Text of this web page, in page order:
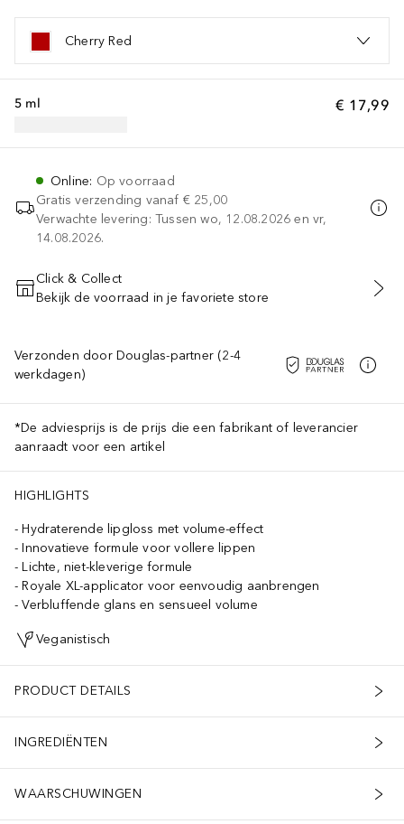
Cherry Red
€ 17,99
5 ml
Online: Op voorraad
Gratis verzending vanaf € 25,00
Verwachte levering: Tussen wo, 12.08.2026 en vr,
14.08.2026.
VOEG TOE AAN WINKELMANDJE
Click & Collect
Bekijk de voorraad in je favoriete store
Verzonden door Douglas-partner (2-4
werkdagen)
*De adviesprijs is de prijs die een fabrikant of leverancier
aanraadt voor een artikel
HIGHLIGHTS
Hydraterende lipgloss met volume-effect
Innovatieve formule voor vollere lippen
Lichte, niet-kleverige formule
Royale XL-applicator voor eenvoudig aanbrengen
Verbluffende glans en sensueel volume
Veganistisch
PRODUCT DETAILS
INGREDIËNTEN
WAARSCHUWINGEN